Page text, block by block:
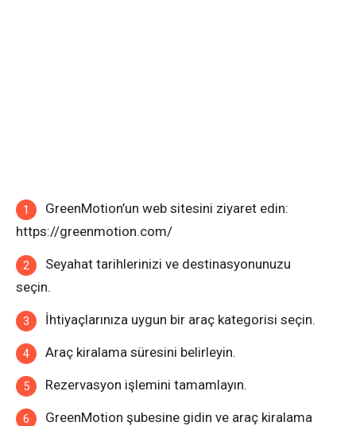
GreenMotion’un web sitesini ziyaret edin:
https://greenmotion.com/
Seyahat tarihlerinizi ve destinasyonunuzu
seçin.
İhtiyaçlarınıza uygun bir araç kategorisi seçin.
Araç kiralama süresini belirleyin.
Rezervasyon işlemini tamamlayın.
GreenMotion şubesine gidin ve araç kiralama